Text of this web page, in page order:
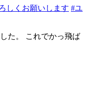
しくお願いします #ユ
た。 これでかっ飛ば